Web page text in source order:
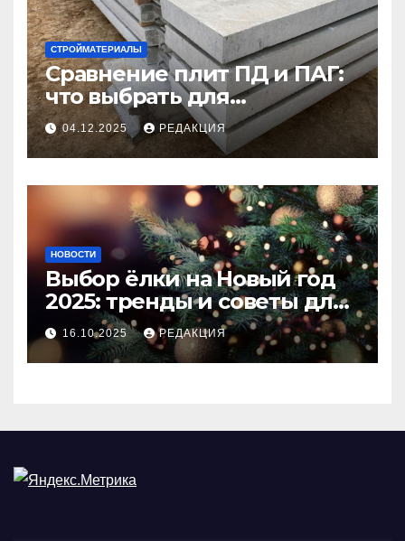
СТРОЙМАТЕРИАЛЫ
Сравнение плит ПД и ПАГ:
что выбрать для
долговечного и прочного
покрытия
04.12.2025 РЕДАКЦИЯ
НОВОСТИ
Выбор ёлки на Новый год
2025: тренды и советы для
идеального праздника
16.10.2025 РЕДАКЦИЯ